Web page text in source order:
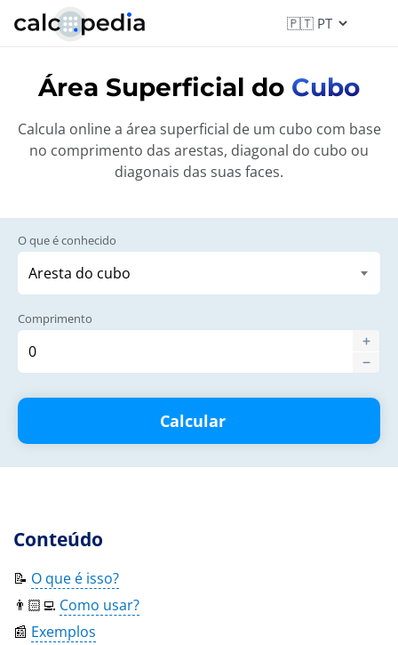
Área Superficial do Cubo
Calcula online a área superficial de um cubo com base
no comprimento das arestas, diagonal do cubo ou
diagonais das suas faces.
O que é conhecido
Comprimento
Calcular
Conteúdo
📝 O que é isso?
👨🏻‍💻 Como usar?
📰 Exemplos